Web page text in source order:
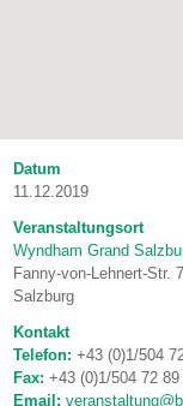
Datum
11.12.2019
Veranstaltungsort
Wyndham Grand
Fanny-von-Lehnert-Str. 7
Salzburg
Kontakt
Telefon:+43 (0)1/504
Fax:+43 (0)1/504 72 89
Email: